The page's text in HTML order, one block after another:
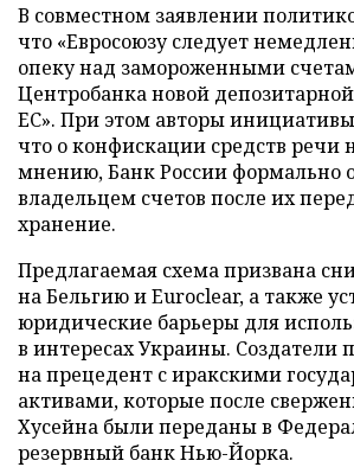
В совместном заявлении
что «Евросоюзу следует
опеку над замороженными
Центробанка новой
ЕС». При этом авторы
что о конфискации средств речи
мнению, Банк России формально
владельцем счетов после их
хранение.
Предлагаемая схема призвана
на Бельгию и Euroclear, а также
юридические барьеры для
в интересах Украины. Создатели
на прецедент с иракскими
активами, которые после
Хусейна были переданы в
резервный банк Нью-Йорка.